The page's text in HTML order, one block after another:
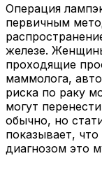
Операция
первичным
железе.
проходящие
маммолога,
риска по раку
могут
обычно, но
показывает,
диагнозом это